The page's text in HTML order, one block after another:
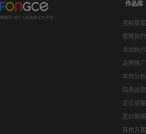
作品库
竞标提案
营推执行
活动执行
品牌推广
市场分析
招商运营
定位前策
定价策略
其他方案